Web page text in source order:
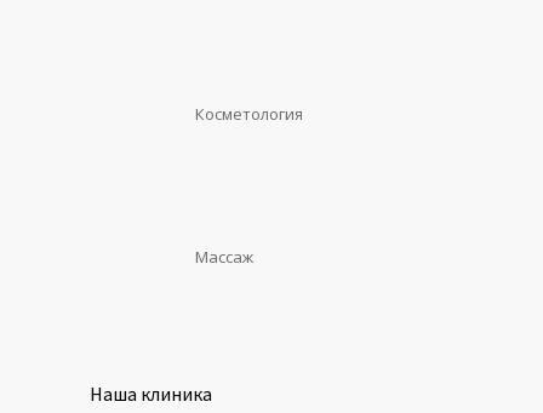
Косметология
Массаж
Наша клиника